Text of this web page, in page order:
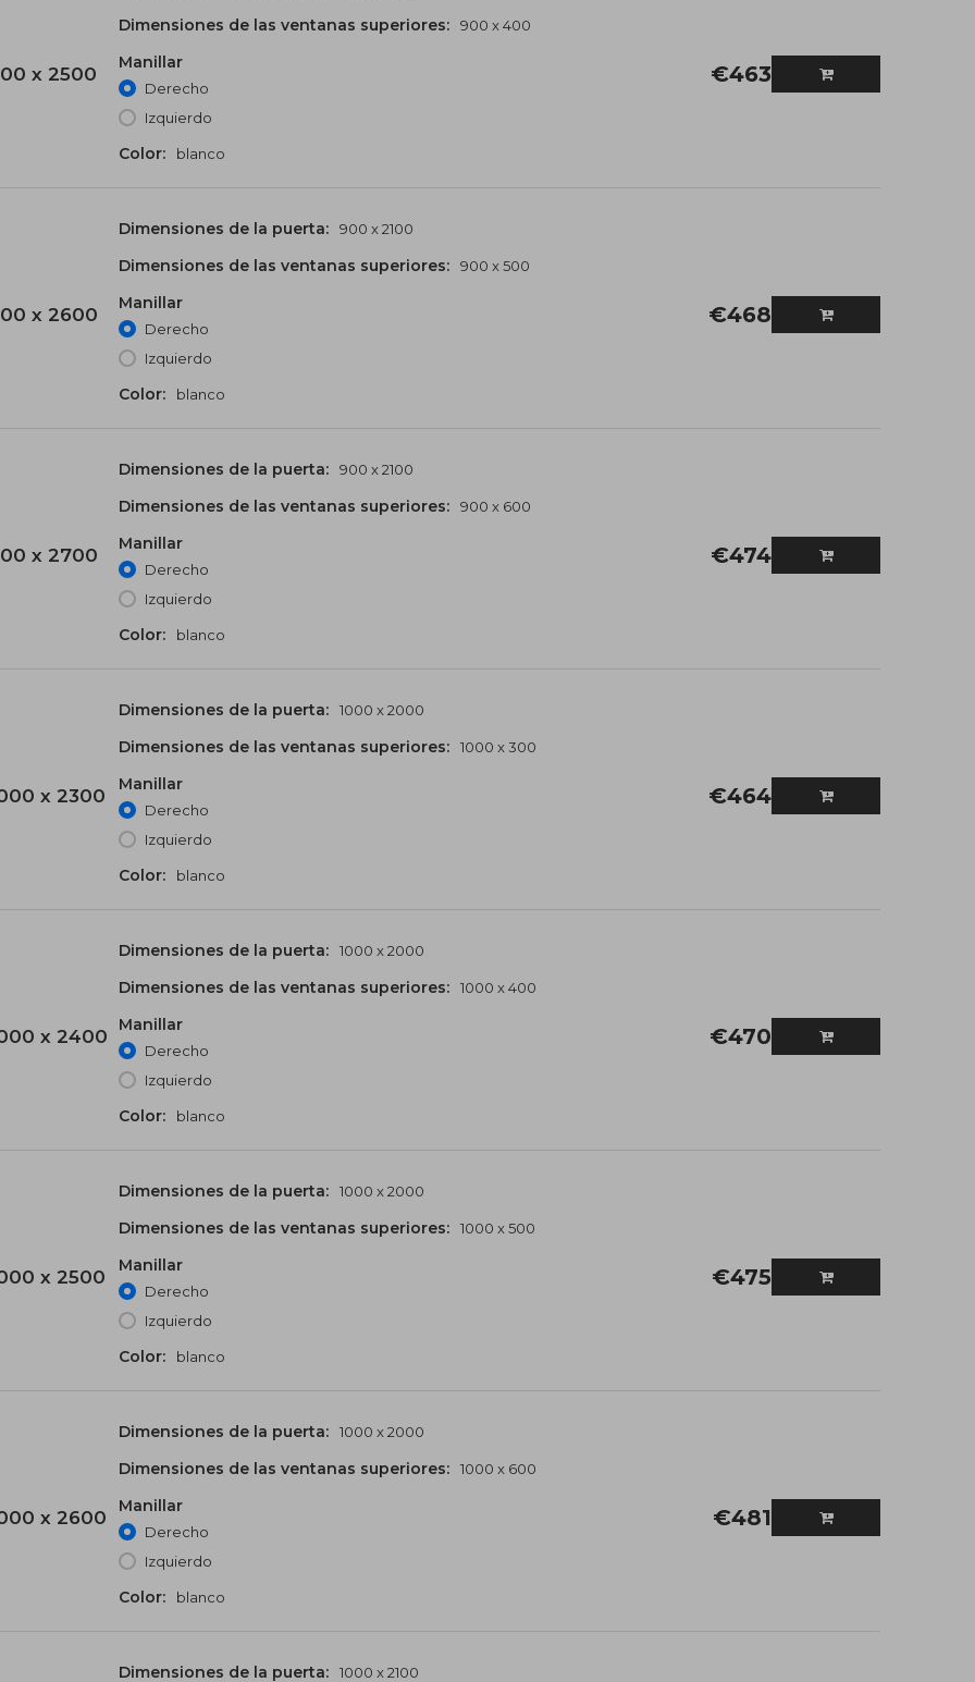
x 2500
Dimensiones de las ventanas superiores: 900 x 400
Manillar
Derecho
Izquierdo
Color: blanco
€463
x 2600
Dimensiones de la puerta: 900 x 2100
Dimensiones de las ventanas superiores: 900 x 500
Manillar
Derecho
Izquierdo
Color: blanco
€468
x 2700
Dimensiones de la puerta: 900 x 2100
Dimensiones de las ventanas superiores: 900 x 600
Manillar
Derecho
Izquierdo
Color: blanco
€474
x 2300
Dimensiones de la puerta: 1000 x 2000
Dimensiones de las ventanas superiores: 1000 x 300
Manillar
Derecho
Izquierdo
Color: blanco
€464
x 2400
Dimensiones de la puerta: 1000 x 2000
Dimensiones de las ventanas superiores: 1000 x 400
Manillar
Derecho
Izquierdo
Color: blanco
€470
x 2500
Dimensiones de la puerta: 1000 x 2000
Dimensiones de las ventanas superiores: 1000 x 500
Manillar
Derecho
Izquierdo
Color: blanco
€475
x 2600
Dimensiones de la puerta: 1000 x 2000
Dimensiones de las ventanas superiores: 1000 x 600
Manillar
Derecho
Izquierdo
Color: blanco
€481
Dimensiones de la puerta: 1000 x 2100